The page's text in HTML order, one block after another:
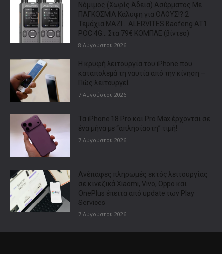
Νόμιμος (Χωρίς Άδεια) Ασύρματος Με
ΠΑΓΚΟΣΜΙΑ Κάλυψη για ΟΛΟΥΣ!? 2
Τεμάχια ΜΑΖΙ… ALERVITES Baofeng AT1
POC 4G… Στα 79€ ΚΟΜΠΛΕ (βίντεο)
8 Αυγούστου 2026
Η κρυφή λειτουργία του iPhone που
καταπολεμά τη ναυτία από την κίνηση –
Πώς λειτουργεί
7 Αυγούστου 2026
Τα iPhone 18 Pro και Pro Max έρχονται σε
ένα μήνα με “απλησίαστη” τιμή!
7 Αυγούστου 2026
Ανέπαφες πληρωμές εκτός λειτουργίας
σε κινεζικά Xiaomi, Vivo, Oppo και
OnePlus έπειτα από update των Play
Services
7 Αυγούστου 2026